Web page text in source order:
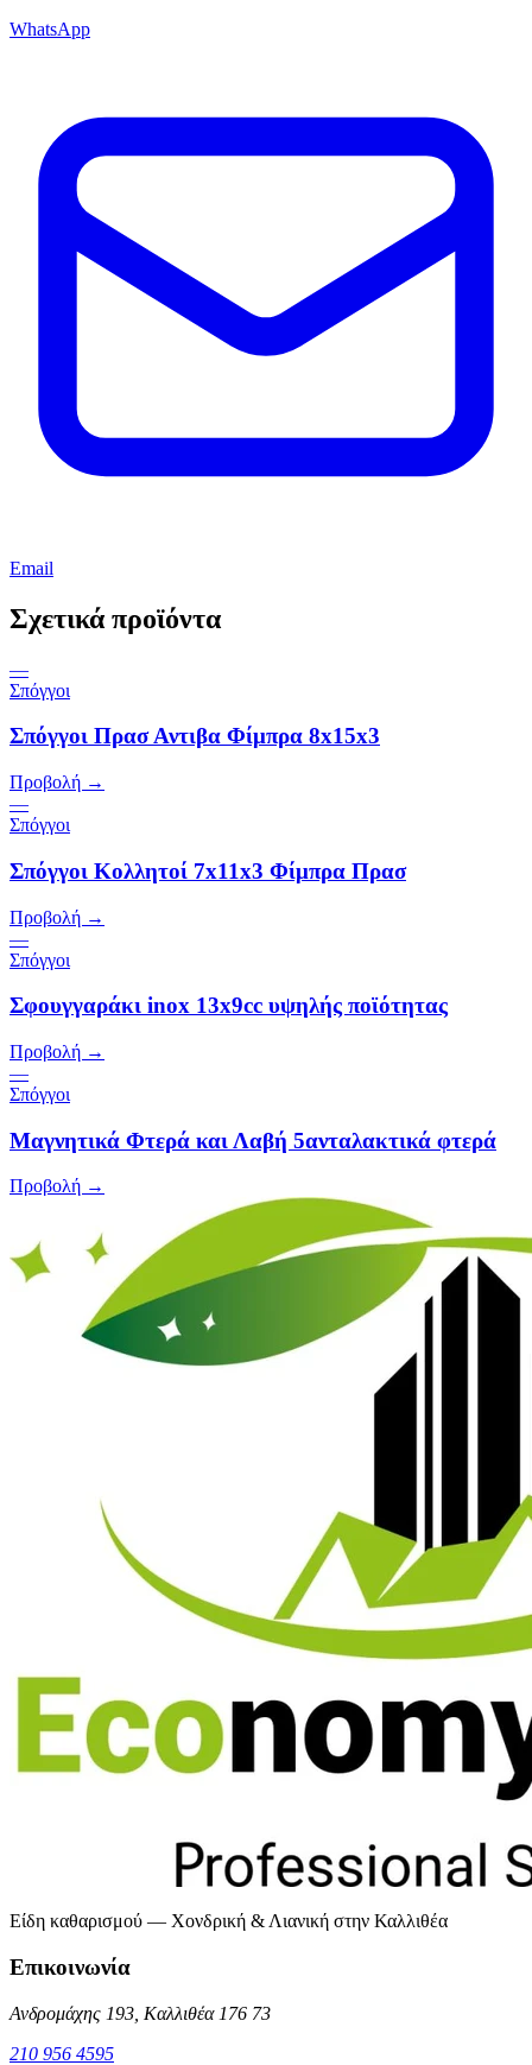
WhatsApp
Email
Σχετικά προϊόντα
—
Σπόγγοι
Σπόγγοι Πρασ Αντιβα Φίμπρα 8x15x3
Προβολή →
—
Σπόγγοι
Σπόγγοι Κολλητοί 7x11x3 Φίμπρα Πρασ
Προβολή →
—
Σπόγγοι
Σφουγγαράκι inox 13x9cc υψηλής ποϊότητας
Προβολή →
—
Σπόγγοι
Μαγνητικά Φτερά και Λαβή 5ανταλακτικά φτερά
Προβολή →
Είδη καθαρισμού — Χονδρική & Λιανική στην Καλλιθέα
Επικοινωνία
Ανδρομάχης 193, Καλλιθέα 176 73
210 956 4595